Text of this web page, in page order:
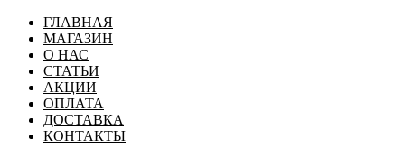
ГЛАВНАЯ
МАГАЗИН
О НАС
СТАТЬИ
АКЦИИ
ОПЛАТА
ДОСТАВКА
КОНТАКТЫ